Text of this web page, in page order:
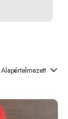
Alapértelmezett